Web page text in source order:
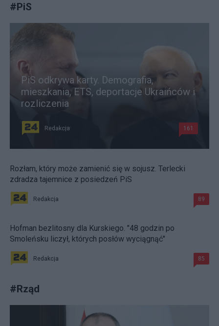
#PiS
PiS odkrywa karty. Demografia,
mieszkania, ETS, deportacje Ukraińców i
rozliczenia
Redakcja 161
Rozłam, który może zamienić się w sojusz. Terlecki
zdradza tajemnice z posiedzeń PiS
Redakcja 89
Hofman bezlitosny dla Kurskiego. "48 godzin po
Smoleńsku liczył, których posłów wyciągnąć"
Redakcja 85
#Rząd